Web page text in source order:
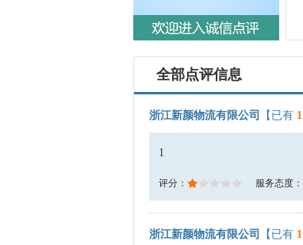
全部点评信息
浙江新颜物流有限公司 【已有 1
1
评分： 服务态度：
浙江新颜物流有限公司 【已有 1